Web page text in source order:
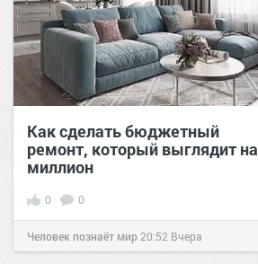
Как сделать бюджетный
ремонт, который выглядит на
миллион
0 0
Человек познаёт мир 20:52 Вчера